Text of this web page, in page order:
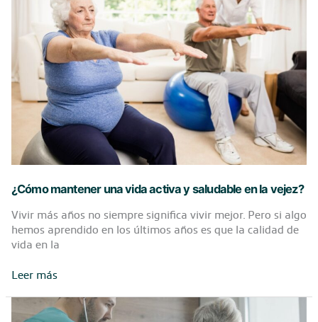
¿Cómo mantener una vida activa y saludable en la vejez?
Vivir más años no siempre significa vivir mejor. Pero si algo
hemos aprendido en los últimos años es que la calidad de
vida en la
¿Cómo
vida
Leer más